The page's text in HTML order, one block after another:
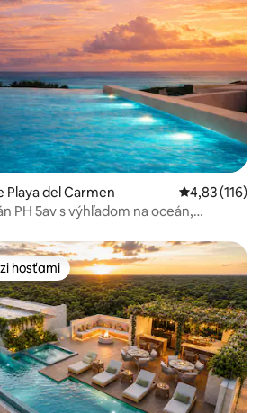
del Carmen Priemerné
4,83 (116)
PH 5av s výhľadom na oceán,
hosťami
hosťami